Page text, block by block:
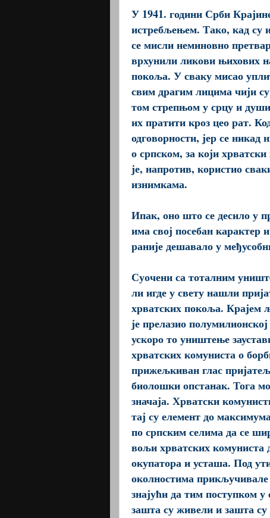
У 1941. години Срби
истребљењем. Тако, кад су
се мисли неминовно
врхунили ликови њихових
покоља. У сваку мисао
свим драгим лицима чији
том стрепњом у срцу и души
их пратити кроз цео рат.
одговорности, јер се
о српском, за који
је, напротив, користио
изнимкама.
Ипак, оно што се десило у
има свој посебан карактер
раније дешавало у
Суочени са тоталним
ли игде у свету нашли
хрватских покоља. Крајем
је прелазио
ускоро то уништење
хрватских комуниста о
прижељкиван глас
биолошки опстанак. Тога
значаја. Хрватски
тај су елемент до
по српским селима да се
вољи хрватских комуниста
окупатора и усташа. Под
околностима
знајући да тим поступком
зашта су живели и зашта